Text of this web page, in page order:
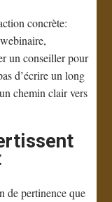
concrète:
un conseiller pour
d’écrire un long
chemin clair vers
de pertinence que